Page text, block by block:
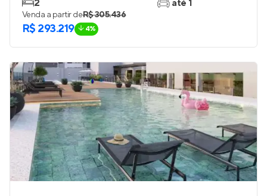
2 até 1
Venda a partir deR$ 305.436
R$ 293.219 4%